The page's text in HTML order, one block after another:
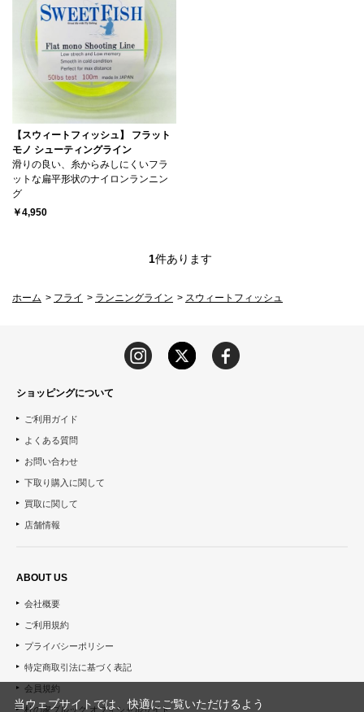
【スウィートフィッシュ】 フラット
モノ シューティングライン
滑りの良い、糸からみしにくいフラ
ットな扁平形状のナイロンランニン
グ
￥4,950
1件あります
ホーム > フライ > ランニングライン > スウィートフィッシュ
ショッピングについて
ご利用ガイド
よくある質問
お問い合わせ
下取り購入に関して
買取に関して
店舗情報
ABOUT US
会社概要
ご利用規約
プライバシーポリシー
特定商取引法に基づく表記
会員規約
杜の家ブルック オフィシャルサイト
当ウェブサイトでは、快適にご覧いただけるよう